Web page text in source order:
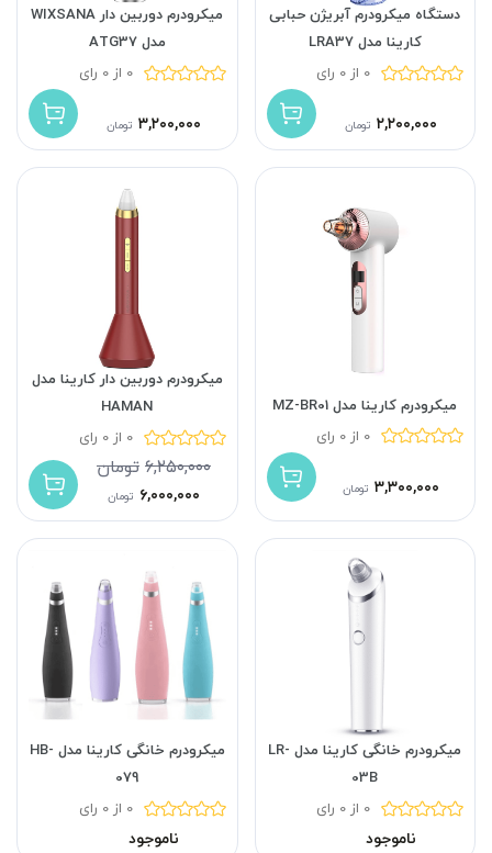
دستگاه میکرودرم آبریژن حبابی
کارینا مدل LRA37
0 از 0 رای
۲,۲۰۰,۰۰۰ تومان
میکرودرم دوربین دار WIXSANA
مدل ATG37
0 از 0 رای
۳,۲۰۰,۰۰۰ تومان
میکرودرم کارینا مدل MZ-BR01
0 از 0 رای
۳,۳۰۰,۰۰۰ تومان
میکرودرم دوربین دار کارینا مدل
HAMAN
0 از 0 رای
۶,۲۵۰,۰۰۰تومان
۶,۰۰۰,۰۰۰ تومان
میکرودرم خانگی کارینا مدل LR-
03B
0 از 0 رای
ناموجود
میکرودرم خانگی کارینا مدل HB-
079
0 از 0 رای
ناموجود